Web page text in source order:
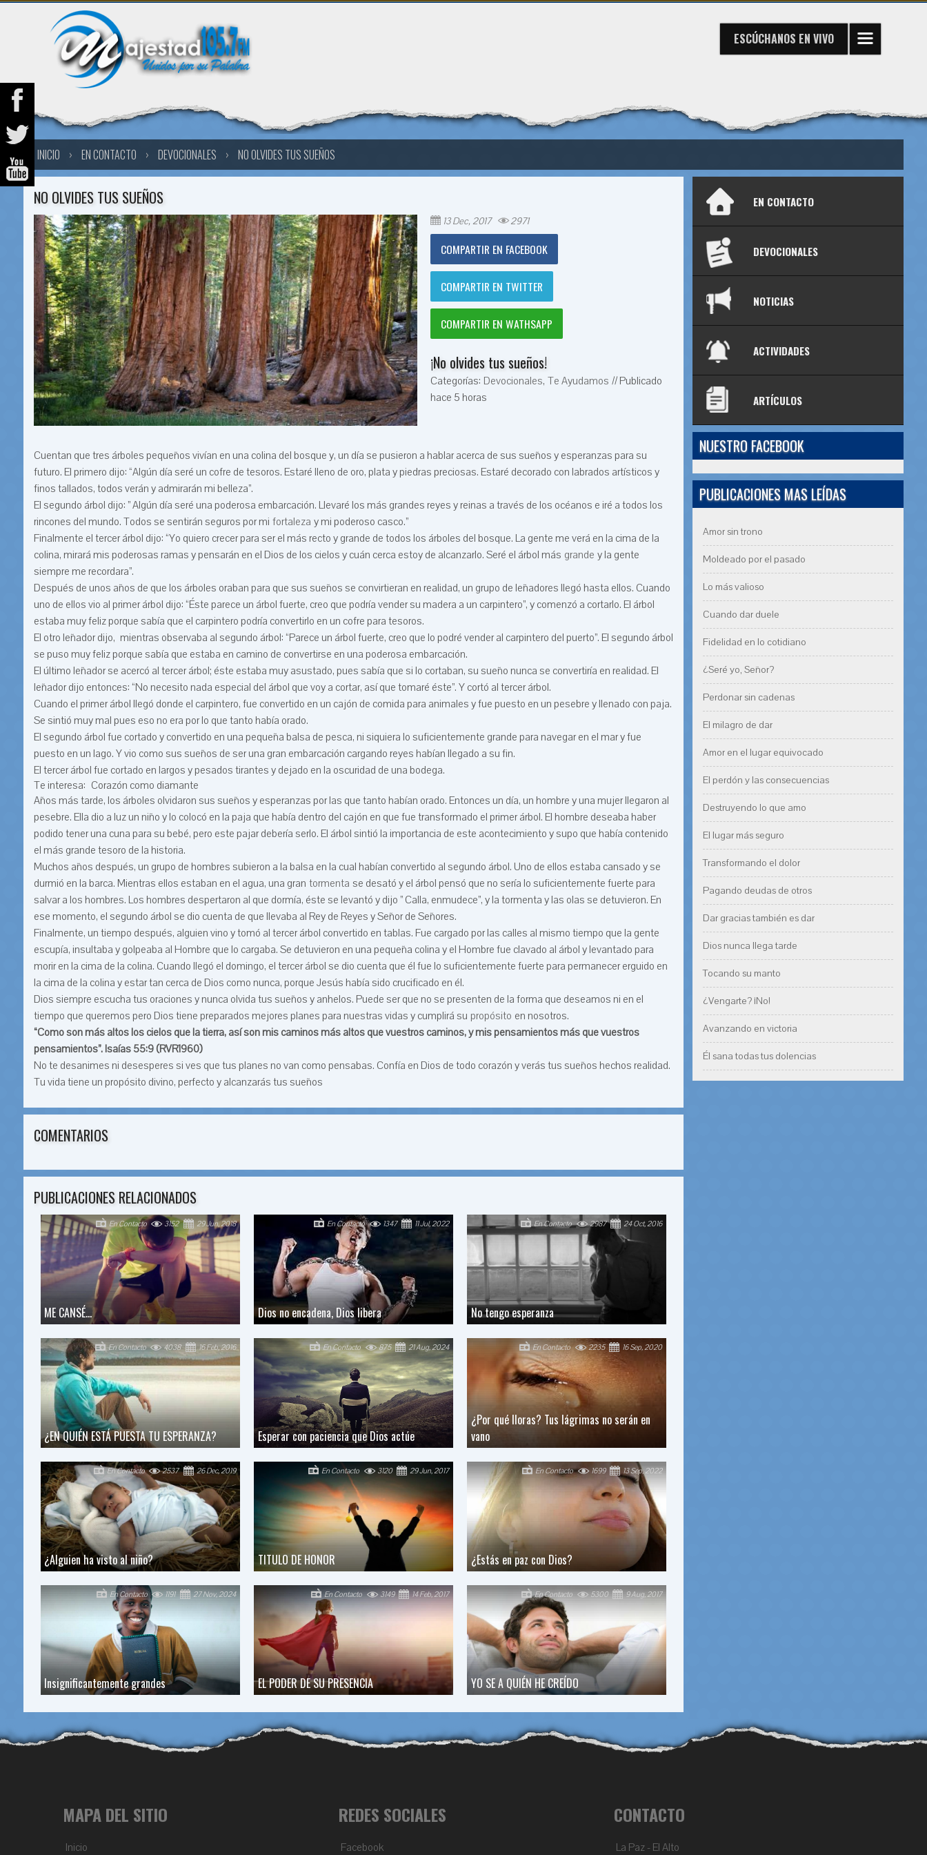
ESCÚCHANOS EN VIVO
INICIO › EN CONTACTO › DEVOCIONALES › NO OLVIDES TUS SUEÑOS
NO OLVIDES TUS SUEÑOS
13 Dec, 2017 2971
COMPARTIR EN FACEBOOK
COMPARTIR EN TWITTER
COMPARTIR EN WATHSAPP
¡No olvides tus sueños!
Categorías: Devocionales, Te Ayudamos // Publicado
hace 5 horas
Cuentan que tres árboles pequeños vivían en una colina del bosque y, un día se pusieron a hablar acerca de sus sueños y esperanzas para su
futuro. El primero dijo: “Algún día seré un cofre de tesoros. Estaré lleno de oro, plata y piedras preciosas. Estaré decorado con labrados artísticos y
finos tallados, todos verán y admirarán mi belleza”.
El segundo árbol dijo: ” Algún día seré una poderosa embarcación. Llevaré los más grandes reyes y reinas a través de los océanos e iré a todos los
rincones del mundo. Todos se sentirán seguros por mi fortaleza y mi poderoso casco.”
Finalmente el tercer árbol dijo: “Yo quiero crecer para ser el más recto y grande de todos los árboles del bosque. La gente me verá en la cima de la
colina, mirará mis poderosas ramas y pensarán en el Dios de los cielos y cuán cerca estoy de alcanzarlo. Seré el árbol más grande y la gente
siempre me recordara”.
Después de unos años de que los árboles oraban para que sus sueños se convirtieran en realidad, un grupo de leñadores llegó hasta ellos. Cuando
uno de ellos vio al primer árbol dijo: “Éste parece un árbol fuerte, creo que podría vender su madera a un carpintero”, y comenzó a cortarlo. El árbol
estaba muy feliz porque sabía que el carpintero podría convertirlo en un cofre para tesoros.
El otro leñador dijo, mientras observaba al segundo árbol: “Parece un árbol fuerte, creo que lo podré vender al carpintero del puerto”. El segundo árbol
se puso muy feliz porque sabía que estaba en camino de convertirse en una poderosa embarcación.
El último leñador se acercó al tercer árbol; éste estaba muy asustado, pues sabía que si lo cortaban, su sueño nunca se convertiría en realidad. El
leñador dijo entonces: “No necesito nada especial del árbol que voy a cortar, así que tomaré éste”. Y cortó al tercer árbol.
Cuando el primer árbol llegó donde el carpintero, fue convertido en un cajón de comida para animales y fue puesto en un pesebre y llenado con paja.
Se sintió muy mal pues eso no era por lo que tanto había orado.
El segundo árbol fue cortado y convertido en una pequeña balsa de pesca, ni siquiera lo suficientemente grande para navegar en el mar y fue
puesto en un lago. Y vio como sus sueños de ser una gran embarcación cargando reyes habían llegado a su fin.
El tercer árbol fue cortado en largos y pesados tirantes y dejado en la oscuridad de una bodega.
Te interesa: Corazón como diamante
Años más tarde, los árboles olvidaron sus sueños y esperanzas por las que tanto habían orado. Entonces un día, un hombre y una mujer llegaron al
pesebre. Ella dio a luz un niño y lo colocó en la paja que había dentro del cajón en que fue transformado el primer árbol. El hombre deseaba haber
podido tener una cuna para su bebé, pero este pajar debería serlo. El árbol sintió la importancia de este acontecimiento y supo que había contenido
el más grande tesoro de la historia.
Muchos años después, un grupo de hombres subieron a la balsa en la cual habían convertido al segundo árbol. Uno de ellos estaba cansado y se
durmió en la barca. Mientras ellos estaban en el agua, una gran tormenta se desató y el árbol pensó que no sería lo suficientemente fuerte para
salvar a los hombres. Los hombres despertaron al que dormía, éste se levantó y dijo ” Calla, enmudece”, y la tormenta y las olas se detuvieron. En
ese momento, el segundo árbol se dio cuenta de que llevaba al Rey de Reyes y Señor de Señores.
Finalmente, un tiempo después, alguien vino y tomó al tercer árbol convertido en tablas. Fue cargado por las calles al mismo tiempo que la gente
escupía, insultaba y golpeaba al Hombre que lo cargaba. Se detuvieron en una pequeña colina y el Hombre fue clavado al árbol y levantado para
morir en la cima de la colina. Cuando llegó el domingo, el tercer árbol se dio cuenta que él fue lo suficientemente fuerte para permanecer erguido en
la cima de la colina y estar tan cerca de Dios como nunca, porque Jesús había sido crucificado en él.
Dios siempre escucha tus oraciones y nunca olvida tus sueños y anhelos. Puede ser que no se presenten de la forma que deseamos ni en el
tiempo que queremos pero Dios tiene preparados mejores planes para nuestras vidas y cumplirá su propósito en nosotros.
“Como son más altos los cielos que la tierra, así son mis caminos más altos que vuestros caminos, y mis pensamientos más que vuestros
pensamientos”. Isaías 55:9 (RVR1960)
No te desanimes ni desesperes si ves que tus planes no van como pensabas. Confía en Dios de todo corazón y verás tus sueños hechos realidad.
Tu vida tiene un propósito divino, perfecto y alcanzarás tus sueños
COMENTARIOS
PUBLICACIONES RELACIONADOS
ME CANSÉ...
29 Jun, 2018
3152
En Contacto
Dios no encadena, Dios libera
11 Jul, 2022
1347
En Contacto
No tengo esperanza
24 Oct, 2016
2987
En Contacto
¿EN QUIÉN ESTÁ PUESTA TU ESPERANZA?
16 Feb, 2016
4038
En Contacto
Esperar con paciencia que Dios actúe
21 Aug, 2024
875
En Contacto
¿Por qué lloras? Tus lágrimas no serán en
vano
16 Sep, 2020
2235
En Contacto
¿Alguien ha visto al niño?
26 Dec, 2019
2537
En Contacto
TITULO DE HONOR
29 Jun, 2017
3120
En Contacto
¿Estás en paz con Dios?
13 Sep, 2022
1699
En Contacto
Insignificantemente grandes
27 Nov, 2024
1191
En Contacto
EL PODER DE SU PRESENCIA
14 Feb, 2017
3149
En Contacto
YO SE A QUIÉN HE CREÍDO
9 Aug, 2017
5300
En Contacto
EN CONTACTO
DEVOCIONALES
NOTICIAS
ACTIVIDADES
ARTÍCULOS
NUESTRO FACEBOOK
PUBLICACIONES MAS LEÍDAS
Amor sin trono
Moldeado por el pasado
Lo más valioso
Cuando dar duele
Fidelidad en lo cotidiano
¿Seré yo, Señor?
Perdonar sin cadenas
El milagro de dar
Amor en el lugar equivocado
El perdón y las consecuencias
Destruyendo lo que amo
El lugar más seguro
Transformando el dolor
Pagando deudas de otros
Dar gracias también es dar
Dios nunca llega tarde
Tocando su manto
¿Vengarte? ¡No!
Avanzando en victoria
Él sana todas tus dolencias
MAPA DEL SITIO
Inicio
REDES SOCIALES
Facebook
CONTACTO
La Paz - El Alto